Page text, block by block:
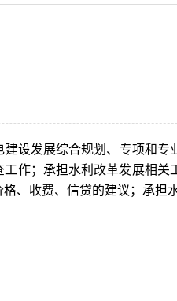
设发展综合规划、专项和专
作；承担水利改革发展相
、收费、信贷的建议；承担